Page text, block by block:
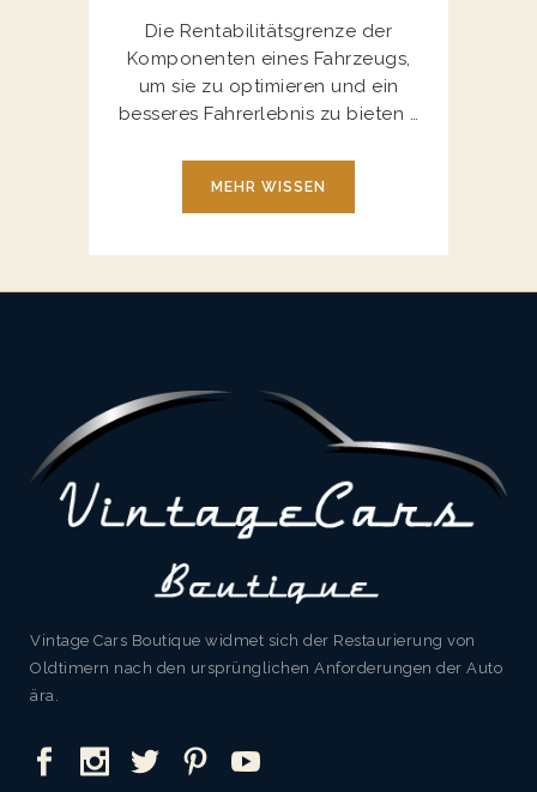
Die Rentabilitätsgrenze der
Komponenten eines Fahrzeugs,
um sie zu optimieren und ein
besseres Fahrerlebnis zu bieten …
MEHR WISSEN
Vintage Cars Boutique widmet sich der Restaurierung von
Oldtimern nach den ursprünglichen Anforderungen der Auto
ära.